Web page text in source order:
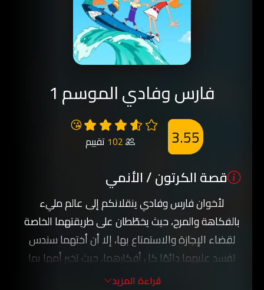
فارس وفادي الموسم 1
😘
102 تقييم 3.55
قصة الكرتون / الأنمي
لأخوان فارس وفادي ينقلانكم إلى عالم مليء
بالفكاهة والمرح، حيث يخطّطان على طريقتهما الخاصة
لقضاء الإجازة والاستمتاع بها، إلا أن أختهما سندس
تفسد عليهما دائمًا كل أفكارهما، حيث تخبر أمها بما
يخططان للقيام به، فتتسبب لهما بذلك في مشكلات
قراءة المزيد